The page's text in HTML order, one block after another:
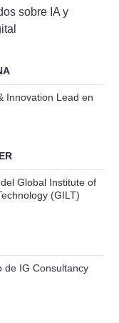
sobre IA y
Innovation Lead en
Global Institute of
(GILT)
de IG Consultancy